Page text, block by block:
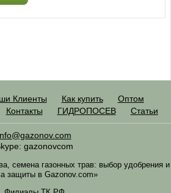
Клиенты Как купить
Оптом
Контакты ГИДРОПОСЕВ Статьи
gazonovcom
семена газонных трав: выбор удобрения и
защиты в Gazonov.com»